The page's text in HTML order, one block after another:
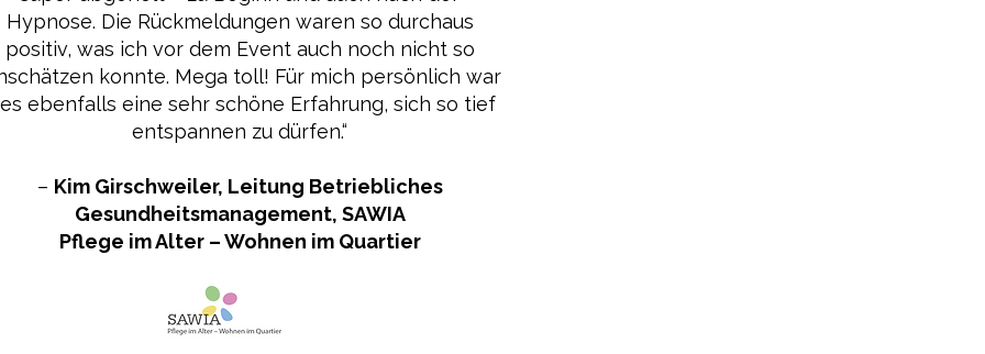
Hypnose. Die Rückmeldungen waren so durchaus
positiv, was ich vor dem Event auch noch nicht so
konnte. Mega toll! Für mich persönlich war
ebenfalls eine sehr schöne Erfahrung, sich so tief
entspannen zu dürfen.“
– Kim Girschweiler, Leitung Betriebliches
Gesundheitsmanagement, SAWIA
Pflege im Alter – Wohnen im Quartier